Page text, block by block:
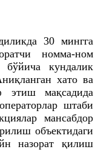
30 мингга
номма-ном
кундалик
хато ва
этиш мақсадида
штаби
мансабдор
объектидаги
назорат қилиш